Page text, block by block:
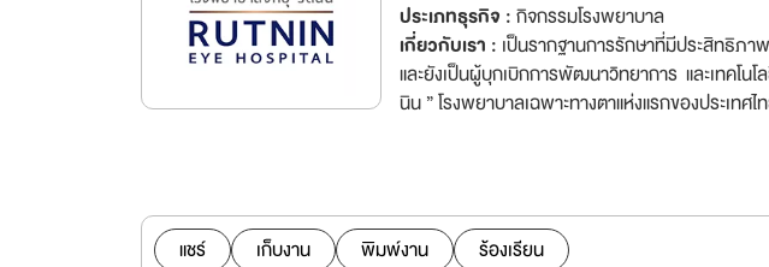
ประเภทธุรกิจ :กิจกรรมโรงพยาบาล
เกี่ยวกับเรา : เป็นรากฐานการรักษาที่มีประสิทธิภา
และยังเป็นผู้บุกเบิกการพัฒนาวิทยาการ และเทคโน
นิน ” โรงพยาบาลเฉพาะทางตาแห่งแรกของประเท
แพทยศาสตร์ โรงพยาบาลรามาธิบดี ทั้งยังเป็นผู้ค้
(Peripheral Retina) ในภาวะปกติได้สำเร็จ กลา
ใช้เป็นบรรทัดฐานอ้างอิงจนถึงปัจจุบัน
แชร์ เก็บงาน พิมพ์งาน ร้องเรียน